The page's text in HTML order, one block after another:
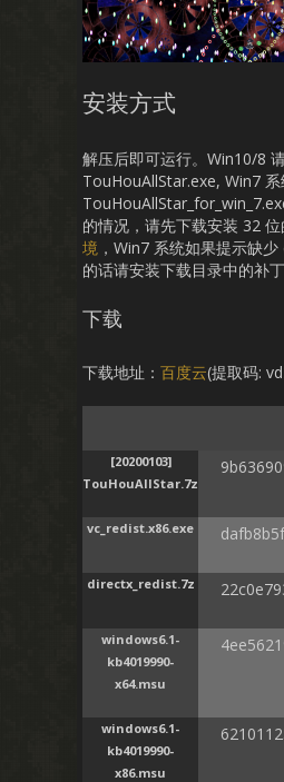
安装方式
解压后即可运行。Win10/8
TouHouAllStar.exe, Win7
的情况，请先下载安装 32 位
境 ，Win7 系统如果提示缺
的话请安装下载目录中的补丁
下载
下载地址： 百度云(提取码:
[20200103]
TouHouAllStar.7z
vc_redist.x86.exe
directx_redist.7z
windows6.1-
kb4019990-
x64.msu
windows6.1-
kb4019990-
x86.msu